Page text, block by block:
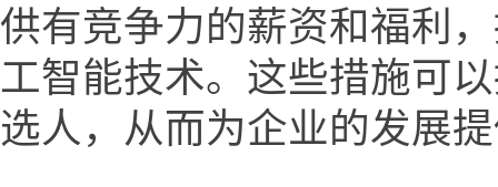
供有竞争力的薪资和福利
工智能技术。这些措施可
选人，从而为企业的发展